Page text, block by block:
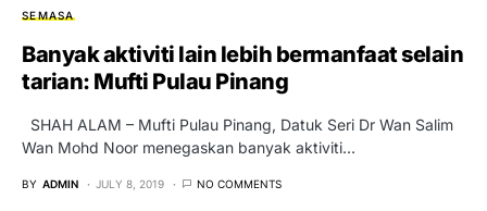
SEMASA
Banyak aktiviti lain lebih bermanfaat selain
tarian: Mufti Pulau Pinang
SHAH ALAM – Mufti Pulau Pinang, Datuk Seri Dr Wan Salim
Wan Mohd Noor menegaskan banyak aktiviti…
BY ADMIN JULY 8, 2019 NO COMMENTS